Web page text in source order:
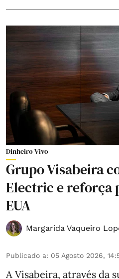
Dinheiro Vivo
Grupo Visabeira
Electric e reforça
EUA
Margarida Vaqueiro
Publicado a: 05 Agosto 2026,
A Visabeira, através da